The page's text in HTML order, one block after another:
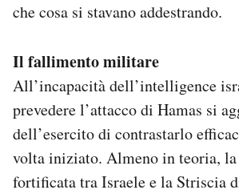
che cosa si stavano addestrando.
Il fallimento militare
All’incapacità dell’intelligence
prevedere l’attacco di Hamas si
dell’esercito di contrastarlo
volta iniziato. Almeno in teoria,
fortificata tra Israele e la Striscia